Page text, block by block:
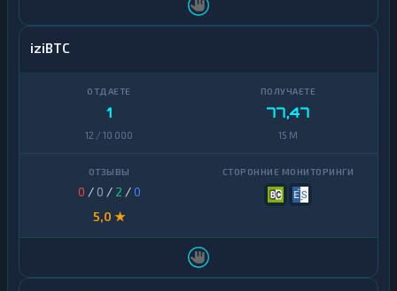
iziBTC
1
12 / 10 000
77,47
15 M
0 / 0 / 2 /0
5,0 ★